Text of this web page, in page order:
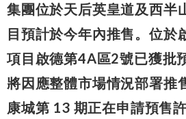
集團位於天后英皇道及西半
目預計於今年內推售。位於
項目啟德第4A區2號已獲批
將因應整體市場情況部署推
康城第 13 期正在申請預售